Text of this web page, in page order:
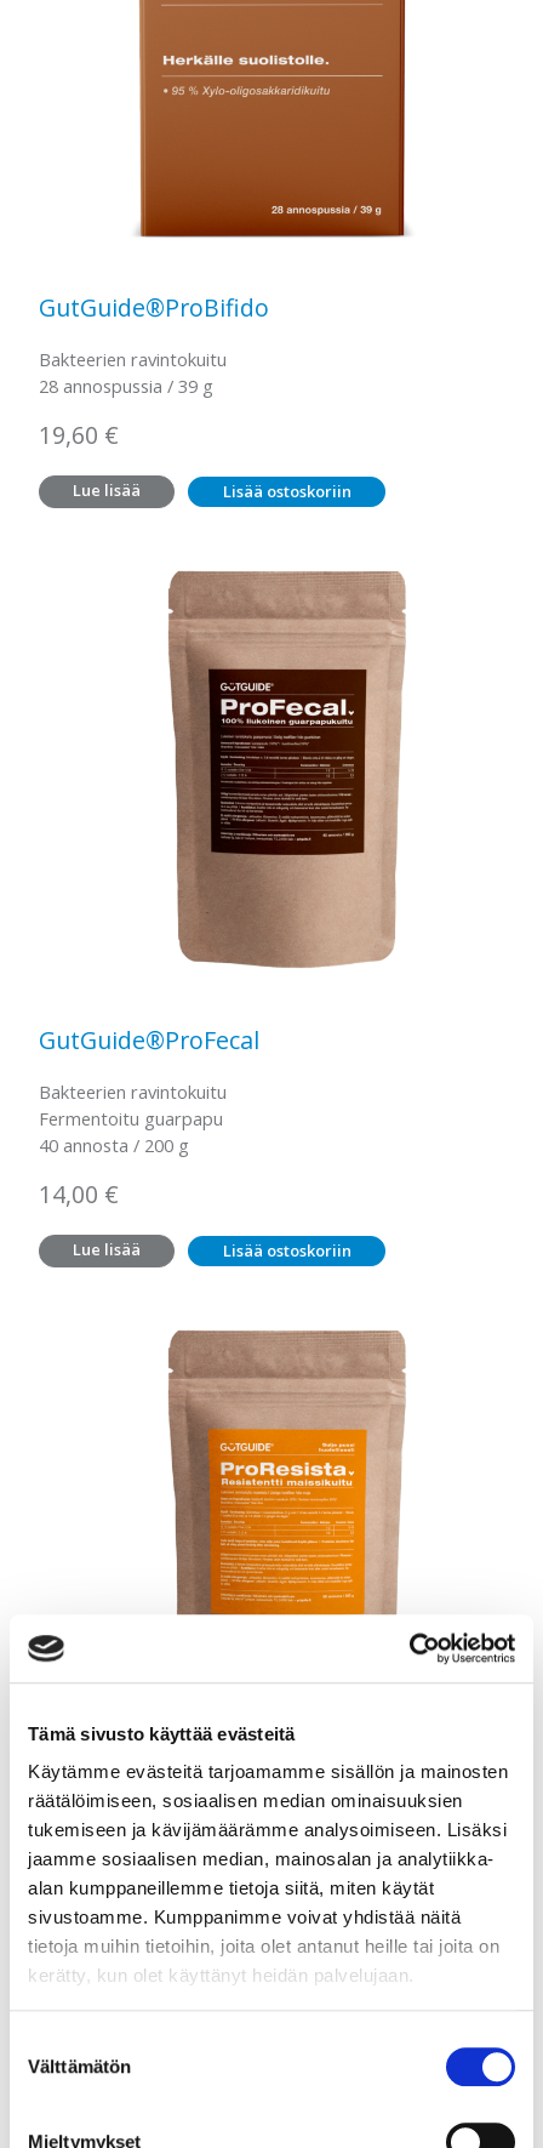
Tämä sivusto käyttää evästeitä
Käytämme evästeitä tarjoamamme sisällön ja mainosten
räätälöimiseen, sosiaalisen median ominaisuuksien
tukemiseen ja kävijämäärämme analysoimiseen. Lisäksi
jaamme sosiaalisen median, mainosalan ja analytiikka-
alan kumppaneillemme tietoja siitä, miten käytät
sivustoamme. Kumppanimme voivat yhdistää näitä
tietoja muihin tietoihin, joita olet antanut heille tai joita on
kerätty, kun olet käyttänyt heidän palvelujaan.
valinta
Välttämätön
Mieltymykset
GutGuide®ProBifido
Bakteerien ravintokuitu
28 annospussia / 39 g
19,60 €
Lue lisää Lisää ostoskoriin
GutGuide®ProFecal
Bakteerien ravintokuitu
Fermentoitu guarpapu
40 annosta / 200 g
14,00 €
Lue lisää Lisää ostoskoriin
GutGuide®ProResista
Bakteerien ravintokuitu
Resistentti maissikuitu
60 annosta / 300 g
Lue lisää